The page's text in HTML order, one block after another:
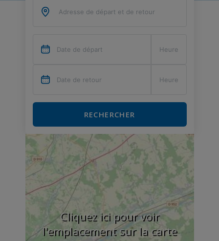
RECHERCHER
Cliquez ici pour voir
l'emplacement sur la carte